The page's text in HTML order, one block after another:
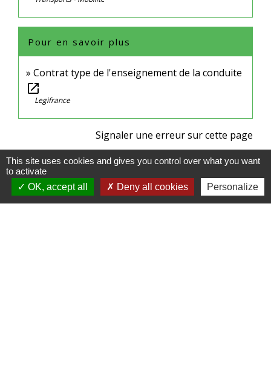
Pour en savoir plus
Contrat type de l'enseignement de la conduite
open_in_new
Legifrance
Signaler une erreur sur cette page
This site uses cookies and gives you control over what you want
to activate
OK, accept all
Deny all cookies Personalize